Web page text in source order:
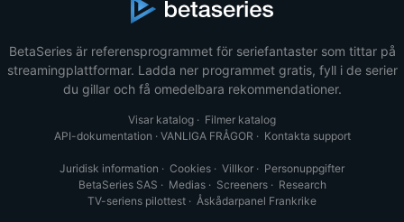
BetaSeries är referensprogrammet för seriefantaster som tittar på
streamingplattformar. Ladda ner programmet gratis, fyll i de serier
du gillar och få omedelbara rekommendationer.
Visar katalog · Filmer katalog
API-dokumentation · VANLIGA FRÅGOR · Kontakta support
Juridisk information · Cookies · Villkor · Personuppgifter
BetaSeries SAS · Medias· Screeners· Research
TV-seriens pilottest · Åskådarpanel Frankrike